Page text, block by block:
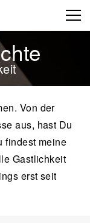
Von der
aus, hast Du
findest meine
Gastlichkeit
erst seit